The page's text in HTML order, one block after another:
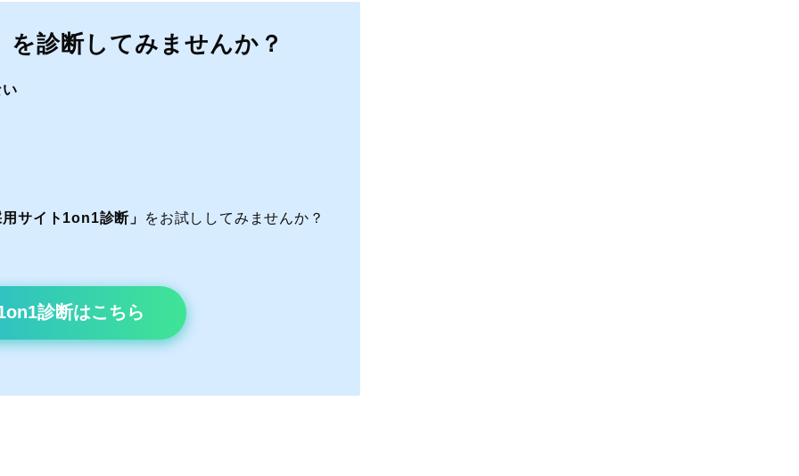
を診断してみませんか？
サイト1on1診断」 をお試ししてみませんか？
診断はこちら